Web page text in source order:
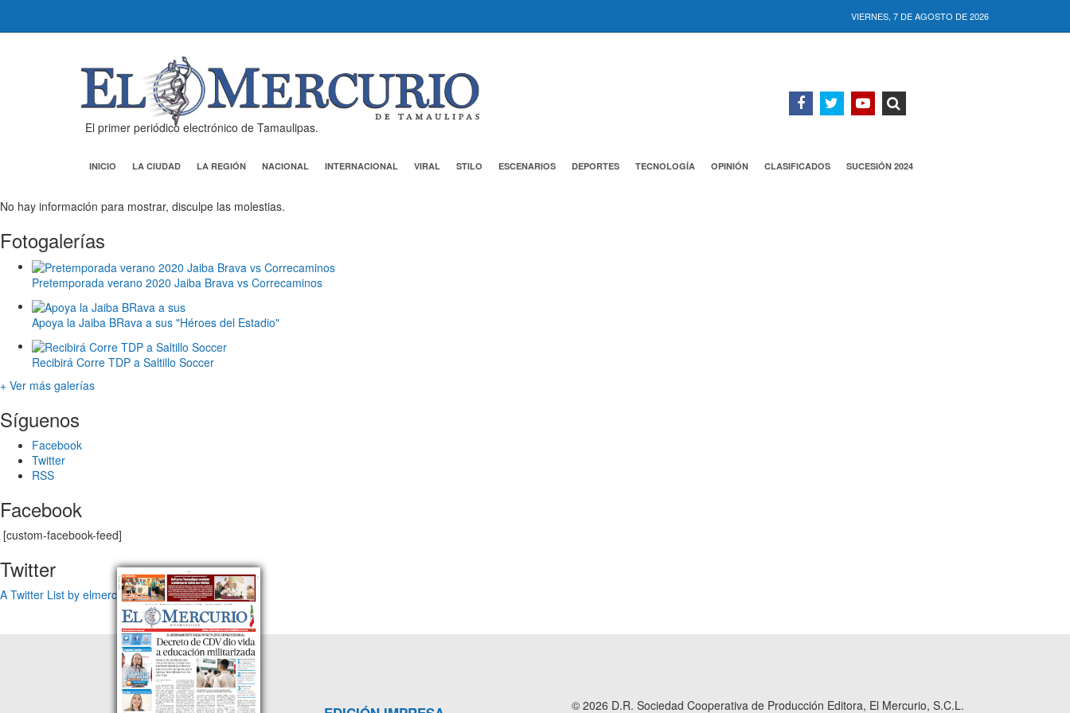
VIERNES, 7 DE AGOSTO DE 2026
El primer periódico electrónico de Tamaulipas.
INICIO LA CIUDAD LA REGIÓN NACIONAL INTERNACIONAL VIRAL STILO ESCENARIOS DEPORTES TECNOLOGÍA OPINIÓN CLASIFICADOS SUCESIÓN 2024
No hay información para mostrar, disculpe las molestias.
Fotogalerías
Pretemporada verano 2020 Jaiba Brava vs Correcaminos
Apoya la Jaiba BRava a sus "Héroes del Estadio"
Recibirá Corre TDP a Saltillo Soccer
+ Ver más galerías
Síguenos
Facebook
Twitter
RSS
Facebook
[custom-facebook-feed]
Twitter
A Twitter List by elmercuriotam
© 2026 D.R. Sociedad Cooperativa de Producción Editora, El Mercurio, S.C.L.